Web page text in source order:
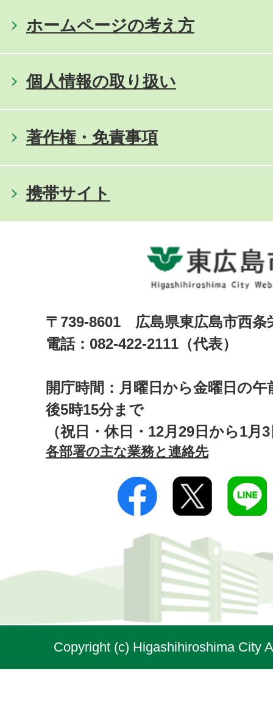
ホームページの考え方
個人情報の取り扱い
著作権・免責事項
携帯サイト
〒739-8601 広島県東広島市西
電話：082-422-2111（代表）
開庁時間：月曜日から金曜日の午
後5時15分まで
（祝日・休日・12月29日から1月
各部署の主な業務と連絡先
Copyright (c) Higashihiroshima City